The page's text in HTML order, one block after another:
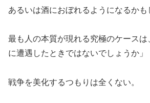
あるいは酒におぼれるようになるかも
最も人の本質が現れる究極のケース
に遭遇したときではないでしょうか」
戦争を美化するつもりは全くない。